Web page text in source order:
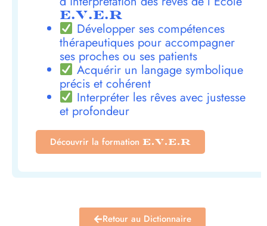
E.V.E.R
Développer ses compétences
thérapeutiques pour accompagner
ses proches ou ses patients
Acquérir un langage symbolique
précis et cohérent
Interpréter les rêves avec justesse
et profondeur
Découvrir la formation E.V.E.R
Retour au Dictionnaire